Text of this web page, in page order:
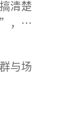
清楚
，再
与场